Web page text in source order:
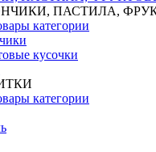
ПАСТИЛА,
категории
кусочки
категории